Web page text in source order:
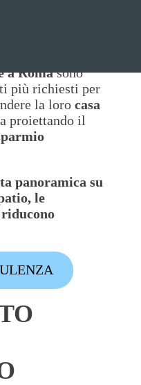
a Romasono
più richiesti per
la loro casa
proiettando il
panoramica su
le